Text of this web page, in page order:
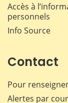
Accès à
personnels
Info Source
Contact
Pour
Alertes par